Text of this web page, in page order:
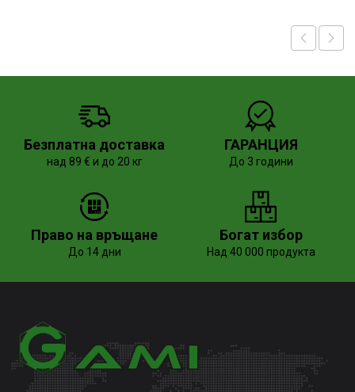
Безплатна доставка
над 89 € и до 20 кг
ГАРАНЦИЯ
До 3 години
Право на връщане
До 14 дни
Богат избор
Над 40 000 продукта